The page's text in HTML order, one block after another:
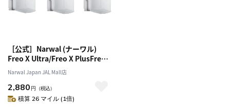
［公式］Narwal (ナーワル)
Freo X Ultra/Freo X PlusFreo
Z10 ロボット掃除機用使い捨て
ダストバッグ
Narwal Japan JAL Mall店
2,880 円 （税込）
積算 26 マイル (1倍)